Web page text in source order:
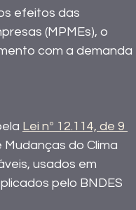
efeitos das
(MPMEs), o
com a demanda
Lei nº 12.114, de 9
do Clima
usados em
pelo BNDES